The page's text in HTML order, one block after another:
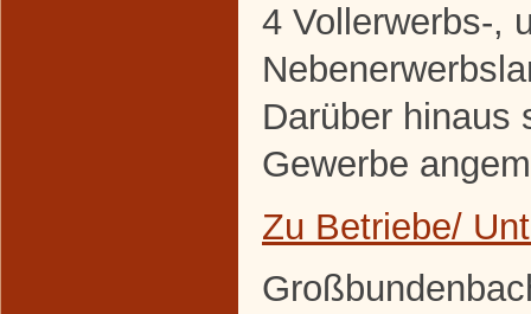
4 Vollerwerbs-,
Darüber hinaus
Gewerbe
Zu Betriebe/